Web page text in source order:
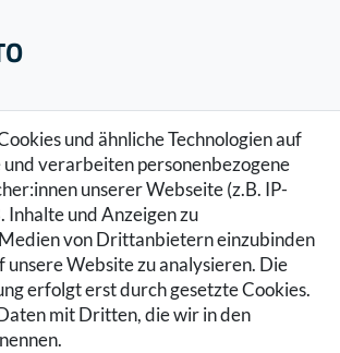
und ähnliche Technologien auf
verarbeiten personenbezogene
unserer Webseite (z.B. IP-
Inhalte und Anzeigen zu
von Drittanbietern einzubinden
Website zu analysieren. Die
erfolgt erst durch gesetzte Cookies.
mit Dritten, die wir in den